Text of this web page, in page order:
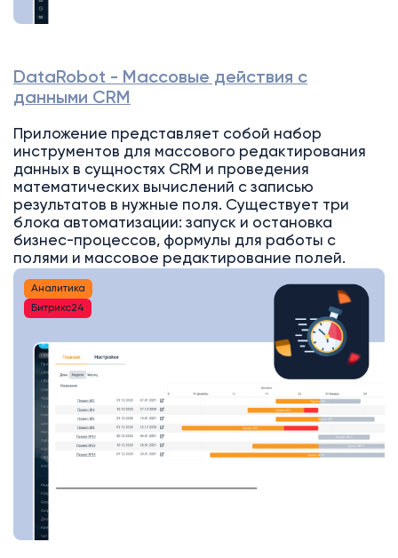
DataRobot - Массовые действия с
данными CRM
Приложение представляет собой набор
инструментов для массового редактирования
данных в сущностях CRM и проведения
математических вычислений с записью
результатов в нужные поля. Существует три
блока автоматизации: запуск и остановка
бизнес-процессов, формулы для работы с
полями и массовое редактирование полей.
Аналитика
Битрикс24